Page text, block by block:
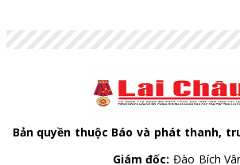
nước đã xuất hiện tình trạng
nước suy giảm, ảnh hưởng trực
Bản quyền thuộc Báo và phát thanh,
Giám đốc: Đào Bích